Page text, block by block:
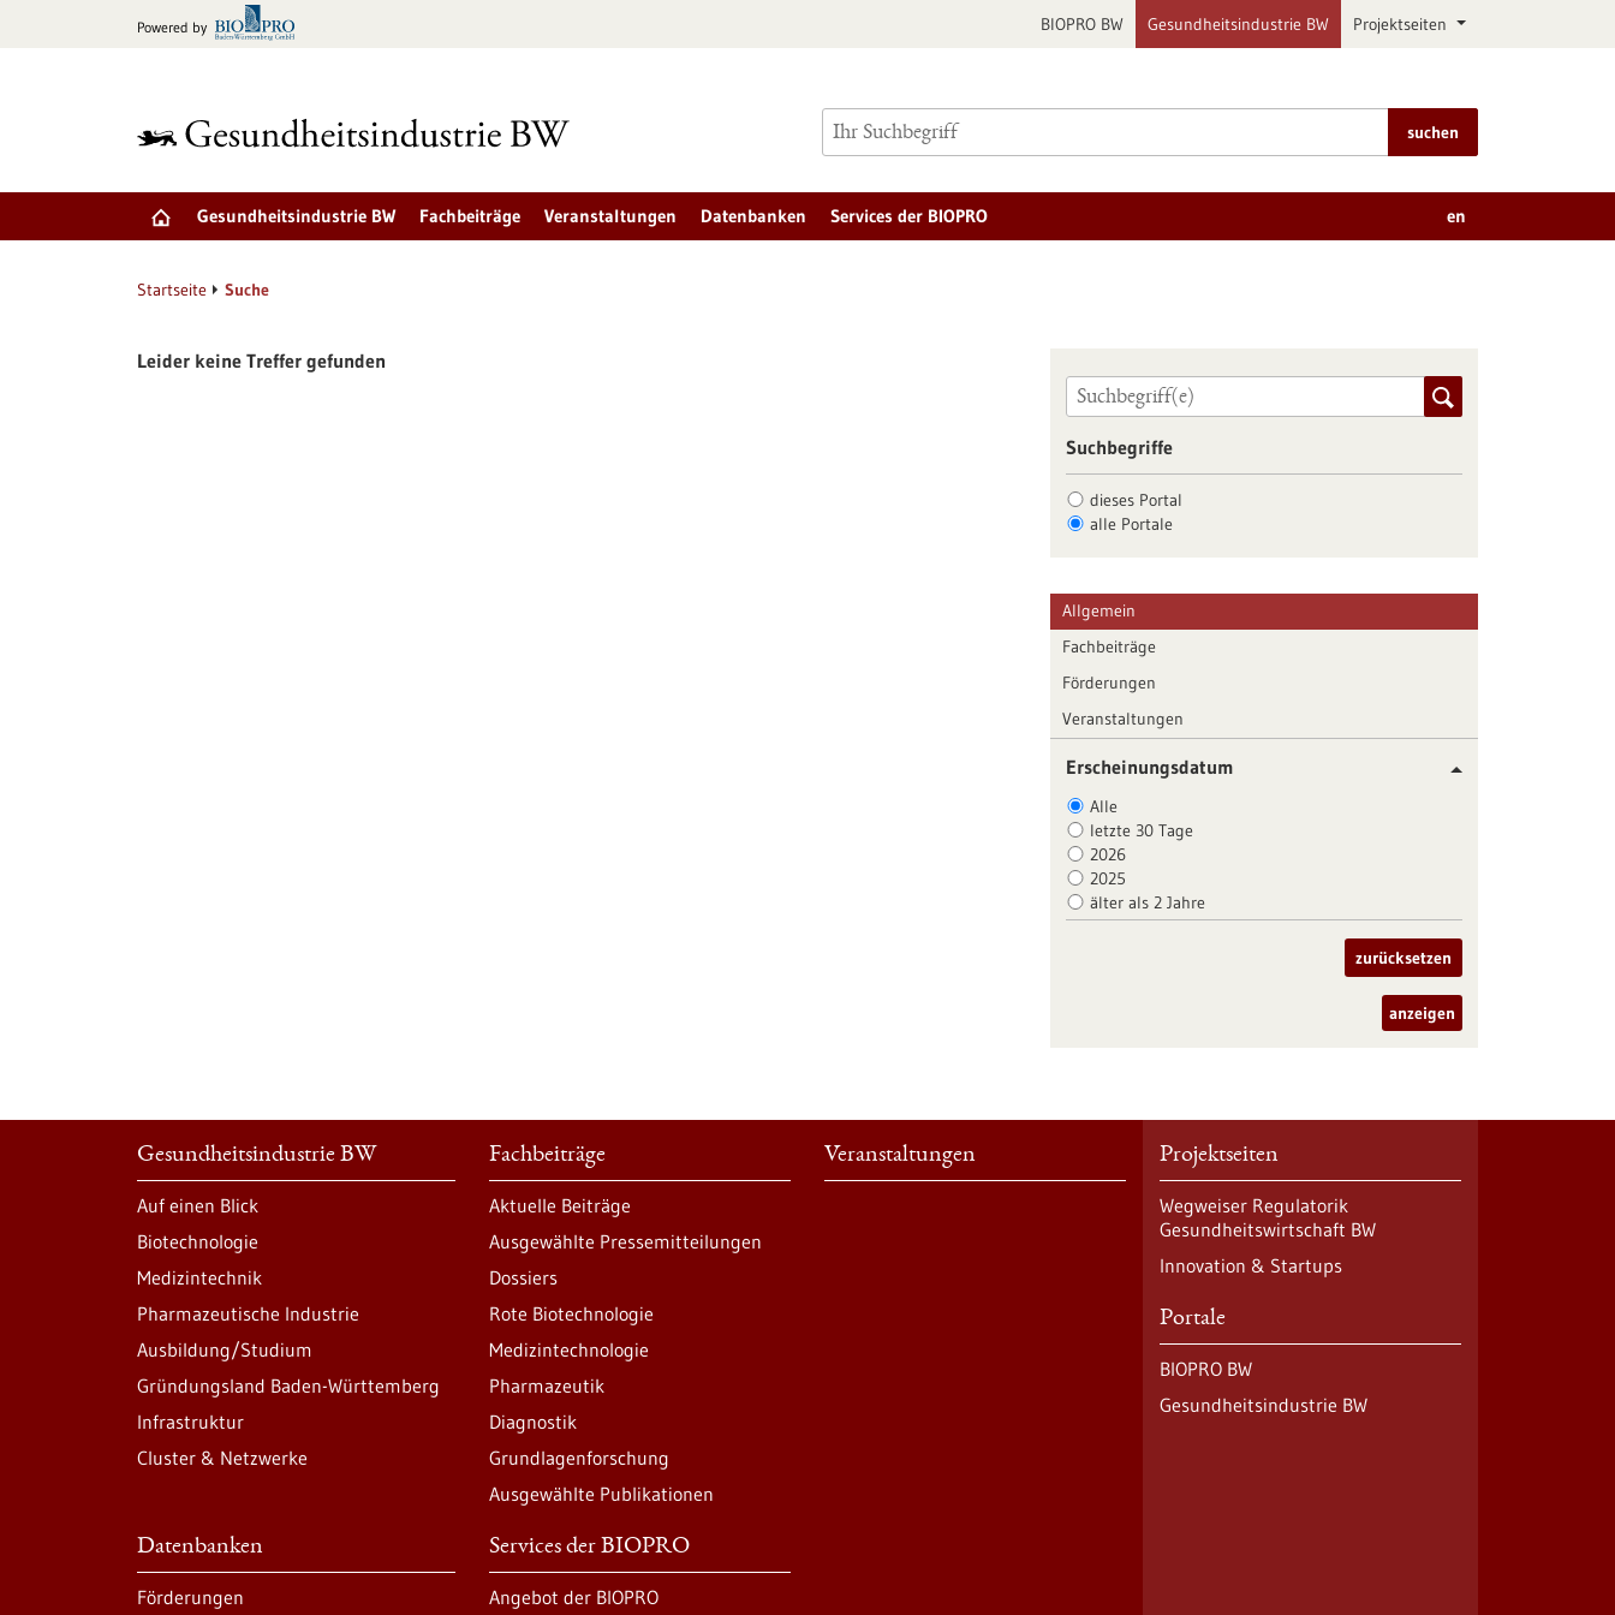
Powered by BIOPRO BW Gesundheitsindustrie BW Projektseiten
suchen
Gesundheitsindustrie BW Fachbeiträge Veranstaltungen Datenbanken Services der BIOPRO en
Startseite Suche
Leider keine Treffer gefunden
Suchbegriffe
dieses Portal
alle Portale
Allgemein
Fachbeiträge
Förderungen
Veranstaltungen
Erscheinungsdatum
Alle
letzte 30 Tage
2026
2025
älter als 2 Jahre
zurücksetzen
anzeigen
Gesundheitsindustrie BW
Auf einen Blick
Biotechnologie
Medizintechnik
Pharmazeutische Industrie
Ausbildung/Studium
Gründungsland Baden-Württemberg
Infrastruktur
Cluster & Netzwerke
Fachbeiträge
Aktuelle Beiträge
Ausgewählte Pressemitteilungen
Dossiers
Rote Biotechnologie
Medizintechnologie
Pharmazeutik
Diagnostik
Grundlagenforschung
Ausgewählte Publikationen
Veranstaltungen
Datenbanken
Förderungen
Services der BIOPRO
Angebot der BIOPRO
Projektseiten
Wegweiser Regulatorik
Gesundheitswirtschaft BW
Innovation & Startups
Portale
BIOPRO BW
Gesundheitsindustrie BW